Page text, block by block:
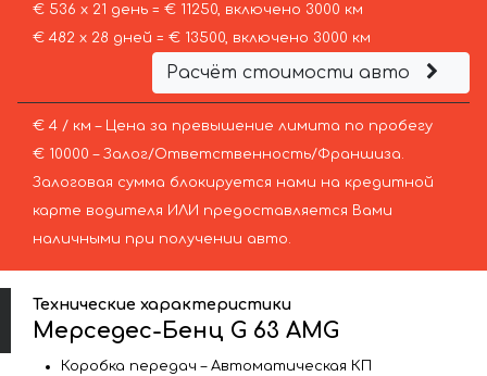
€ 536 х 21 день = € 11250, включено 3000 км
€ 482 х 28 дней = € 13500, включено 3000 км
Расчёт стоимости авто
€ 4 / км – Цена за превышение лимита по пробегу
€ 10000 – Залог/Ответственность/Франшиза.
Залоговая сумма блокируется нами на кредитной
карте водителя ИЛИ предоставляется Вами
наличными при получении авто.
Технические характеристики
Мерседес-Бенц G 63 AMG
Коробка передач – Автоматическая КП